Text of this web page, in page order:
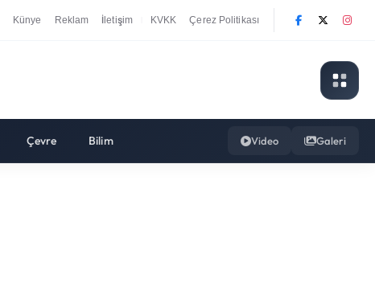
Künye Reklam İletişim KVKK Çerez Politikası
Çevre Bilim Video Galeri